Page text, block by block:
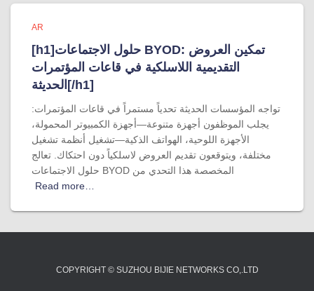
AR
[h1]حلول الاجتماعات BYOD: تمكين العروض
التقديمية اللاسلكية في قاعات المؤتمرات
الحديثة[/h1]
تواجه المؤسسات الحديثة تحدياً مستمراً في قاعات المؤتمرات:
يجلب الموظفون أجهزة متنوعة—أجهزة الكمبيوتر المحمولة،
الأجهزة اللوحية، الهواتف الذكية—تشغيل أنظمة تشغيل
مختلفة، ويتوقعون تقديم العروض لاسلكياً دون احتكاك. تعالج
حلول الاجتماعات BYOD المخصصة هذا التحدي من
Read more…
COPYRIGHT © SUZHOU BIJIE NETWORKS CO,.LTD